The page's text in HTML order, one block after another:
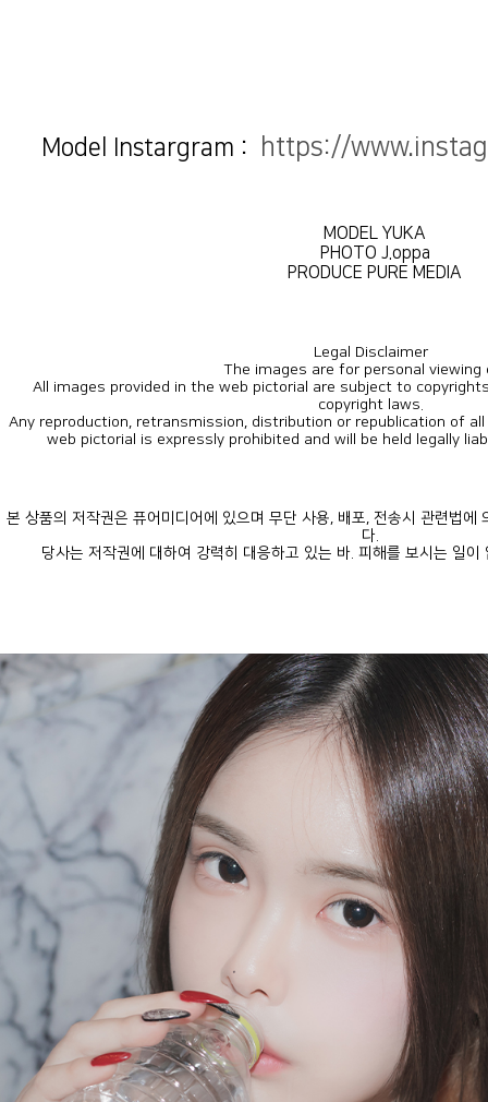
Model Instargram : https://
MODEL YUKA
PHOTO J.oppa
PRODUCE PURE MEDIA
Legal Disclaimer
The images are for personal viewing
copyright laws.
web pictorial is expressly prohibited and will be held legally
다.
당사는 저작권에 대하여 강력히 대응하고 있는 바. 피해를 보시는 일